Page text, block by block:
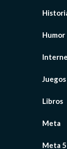
Humor
Juegos
Libros
Meta
Meta